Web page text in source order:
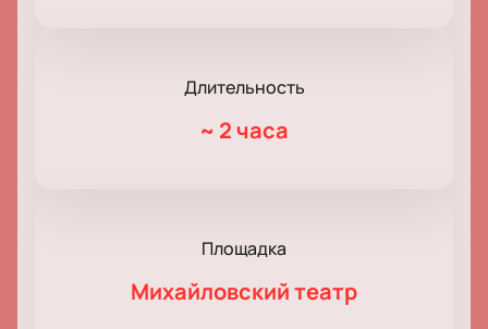
Длительность
~ 2 часа
Площадка
Михайловский театр